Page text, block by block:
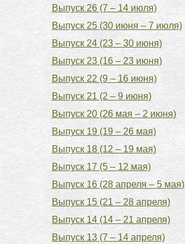
Выпуск 26 (7 – 14 июля)
Выпуск 25 (30 июня – 7 июля)
Выпуск 24 (23 – 30 июня)
Выпуск 23 (16 – 23 июня)
Выпуск 22 (9 – 16 июня)
Выпуск 21 (2 – 9 июня)
Выпуск 20 (26 мая – 2 июня)
Выпуск 19 (19 – 26 мая)
Выпуск 18 (12 – 19 мая)
Выпуск 17 (5 – 12 мая)
Выпуск 16 (28 апреля – 5 мая)
Выпуск 15 (21 – 28 апреля)
Выпуск 14 (14 – 21 апреля)
Выпуск 13 (7 – 14 апреля)